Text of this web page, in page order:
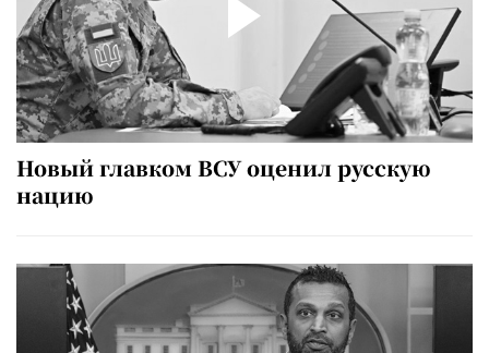
Новый главком ВСУ оценил русскую
нацию